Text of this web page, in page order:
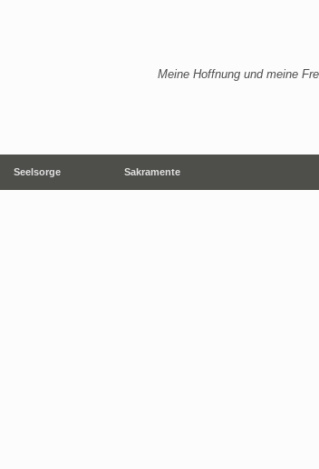
Meine Hoffnung und meine
Seelsorge Sakramente